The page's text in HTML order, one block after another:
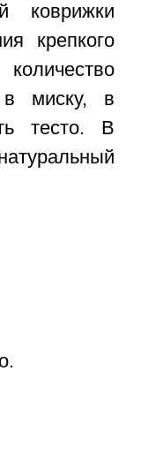
коврижки
крепкого
в миску, в
тесто. В